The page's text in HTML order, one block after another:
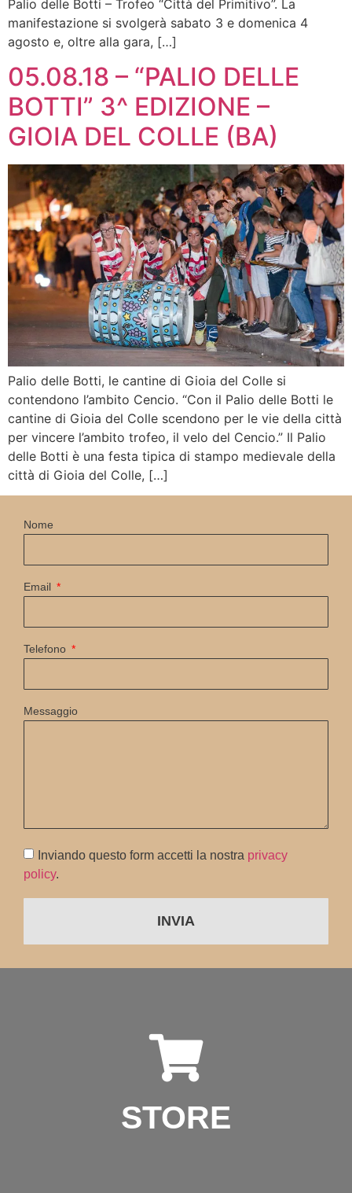
Palio delle Botti – Trofeo “Città del Primitivo”. La
manifestazione si svolgerà sabato 3 e domenica 4
agosto e, oltre alla gara, […]
05.08.18 – “PALIO DELLE
BOTTI” 3^ EDIZIONE –
GIOIA DEL COLLE (BA)
Palio delle Botti, le cantine di Gioia del Colle si
contendono l’ambito Cencio. “Con il Palio delle Botti le
cantine di Gioia del Colle scendono per le vie della città
per vincere l’ambito trofeo, il velo del Cencio.” Il Palio
delle Botti è una festa tipica di stampo medievale della
città di Gioia del Colle, […]
Nome
Email
Telefono
Messaggio
Inviando questo form accetti la nostra privacy
policy.
INVIA
STORE